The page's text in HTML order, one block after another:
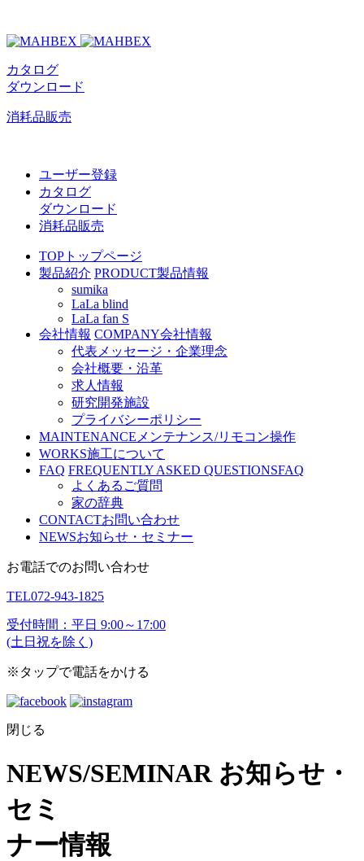
カタログ
ダウンロード
消耗品販売
ユーザー登録
カタログ
ダウンロード
消耗品販売
TOP トップページ
製品紹介 PRODUCT製品情報
sumika
LaLa blind
LaLa fan S
会社情報 COMPANY会社情報
代表メッセージ・企業理念
会社概要・沿革
求人情報
研究開発施設
プライバシーポリシー
MAINTENANCE メンテナンス/リモコン操作
WORKS施工について
FAQ FREQUENTLY ASKED QUESTIONSFAQ
よくあるご質問
家の辞典
CONTACTお問い合わせ
NEWSお知らせ・セミナー
お電話でのお問い合わせ
TEL072-943-1825
受付時間：平日 9:00～17:00
(土日祝を除く)
※タップで電話をかける
閉じる
NEWS/SEMINAR お知らせ・
セミ
ナー情報